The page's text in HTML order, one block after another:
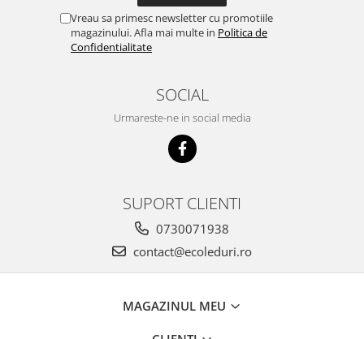
Vreau sa primesc newsletter cu promotiile
magazinului. Afla mai multe in Politica de
Confidentialitate
SOCIAL
Urmareste-ne in social media
SUPORT CLIENTI
0730071938
contact@ecoleduri.ro
MAGAZINUL MEU